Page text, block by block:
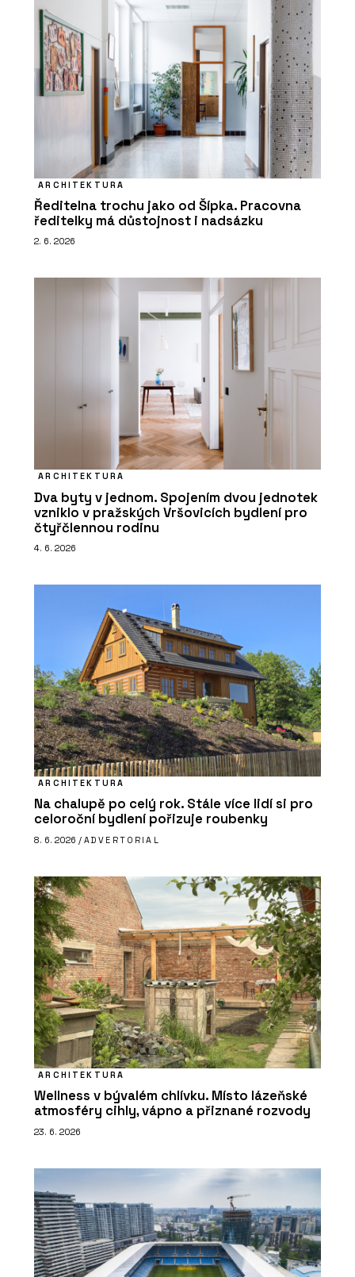
ARCHITEKTURA
Ředitelna trochu jako od Šípka. Pracovna
ředitelky má důstojnost i nadsázku
2. 6. 2026
ARCHITEKTURA
Dva byty v jednom. Spojením dvou jednotek
vzniklo v pražských Vršovicích bydlení pro
čtyřčlennou rodinu
4. 6. 2026
ARCHITEKTURA
Na chalupě po celý rok. Stále více lidí si pro
celoroční bydlení pořizuje roubenky
8. 6. 2026 / ADVERTORIAL
ARCHITEKTURA
Wellness v bývalém chlívku. Místo lázeňské
atmosféry cihly, vápno a přiznané rozvody
23. 6. 2026